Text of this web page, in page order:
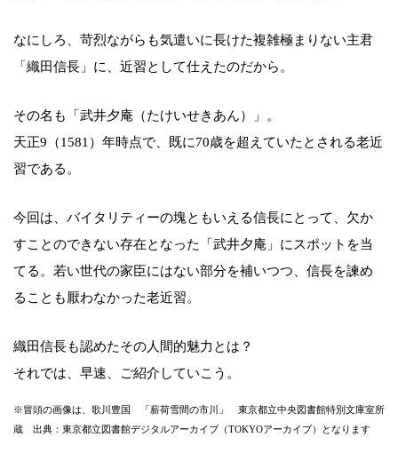
なにしろ、苛烈ながらも気遣いに長けた複雑極まりない主君
「織田信長」に、近習として仕えたのだから。
その名も「武井夕庵（たけいせきあん）」。
天正9（1581）年時点で、既に70歳を超えていたとされる老近
習である。
今回は、バイタリティーの塊ともいえる信長にとって、欠か
すことのできない存在となった「武井夕庵」にスポットを当
てる。若い世代の家臣にはない部分を補いつつ、信長を諫め
ることも厭わなかった老近習。
織田信長も認めたその人間的魅力とは？
それでは、早速、ご紹介していこう。
※冒頭の画像は、歌川豊国 「薪荷雪間の市川」 東京都立中央図書館特別文庫室所
蔵 出典：東京都立図書館デジタルアーカイブ（TOKYOアーカイブ）となります